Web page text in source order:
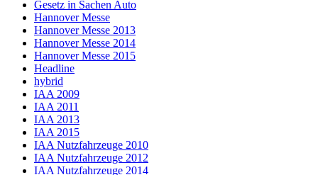
Gesetz in Sachen Auto
Hannover Messe
Hannover Messe 2013
Hannover Messe 2014
Hannover Messe 2015
Headline
hybrid
IAA 2009
IAA 2011
IAA 2013
IAA 2015
IAA Nutzfahrzeuge 2010
IAA Nutzfahrzeuge 2012
IAA Nutzfahrzeuge 2014